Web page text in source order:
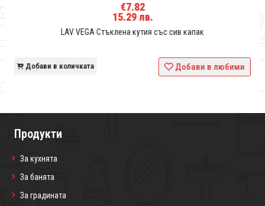
€7.82
15.29 лв.
LAV VEGA Стъклена кутия със сив капак
Добави в количката Добави в любими
Продукти
За кухнята
За банята
За градината